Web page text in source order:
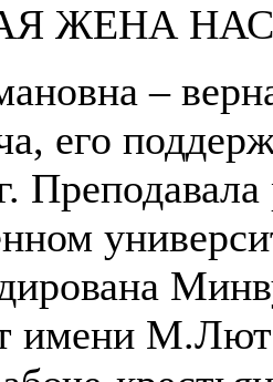
ЖЕНА
–
его
имени